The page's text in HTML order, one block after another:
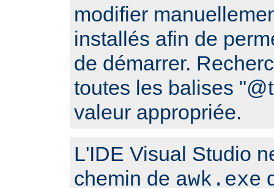
modifier
installés afin de
de démarrer.
toutes les balises
valeur appropriée.
L'IDE Visual Studio
chemin de awk.exe